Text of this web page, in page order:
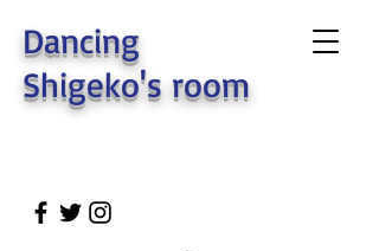
Dancing
Shigeko's room